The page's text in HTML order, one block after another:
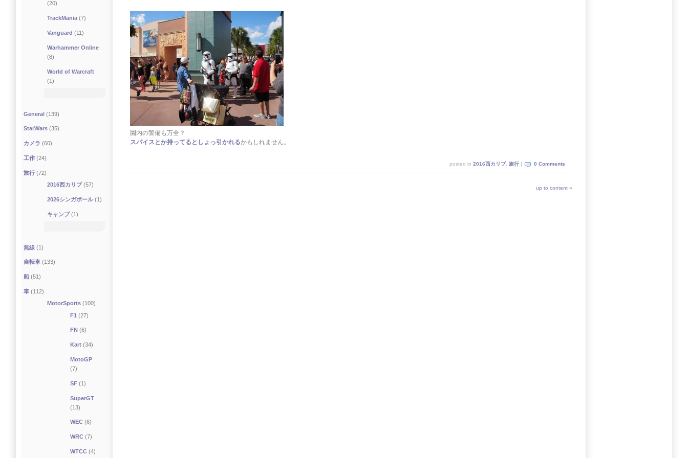
園内の警備も万全？
スパイスとか持ってるとしょっ引かれるかもしれません。
posted in2016西カリブ,旅行 | 0 Comments
up to content »
(20)
TrackMania(7)
Vanguard (11)
Warhammer Online
(8)
World of Warcraft
(1)
General (139)
StarWars (35)
カメラ (60)
工作 (24)
旅行 (72)
2016西カリブ(57)
2026シンガポール(1)
キャンプ(1)
無線 (1)
自転車 (133)
船 (51)
車 (112)
MotorSports(100)
F1 (27)
FN (6)
Kart (34)
MotoGP
(7)
SF (1)
SuperGT
(13)
WEC (6)
WRC (7)
WTCC (4)